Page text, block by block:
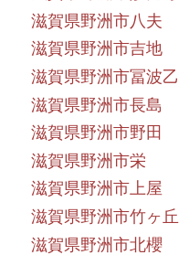
滋賀県野洲市八夫
滋賀県野洲市吉地
滋賀県野洲市冨波乙
滋賀県野洲市長島
滋賀県野洲市野田
滋賀県野洲市栄
滋賀県野洲市上屋
滋賀県野洲市竹ヶ丘
滋賀県野洲市北櫻